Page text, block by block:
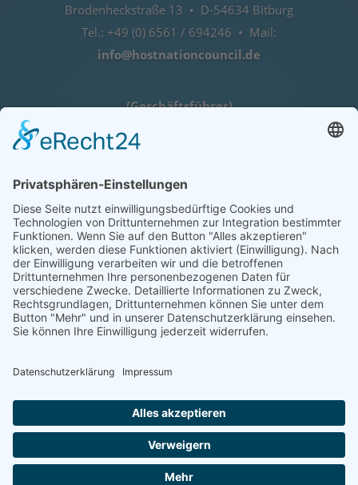
Brodenheckstraße 13 • D-54634 Bitburg
Tel.: +49 (0) 6561 / 694246 • Mail:
info@hostnationcouncil.de
(Geschäftsführer)
Tel.: +49 (0) 172 / 6842635
Öffnungszeiten
nach telefonischer Vereinbarung
COOKIE-EINSTELLUNGEN | COOKIE